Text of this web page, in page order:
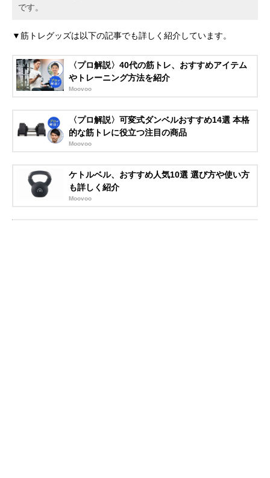
です。
▼筋トレグッズは以下の記事でも詳しく紹介しています。
〈プロ解説〉40代の筋トレ、おすすめアイテム
やトレーニング方法を紹介
Moovoo
〈プロ解説〉可変式ダンベルおすすめ14選 本格
的な筋トレに役立つ注目の商品
Moovoo
ケトルベル、おすすめ人気10選 選び方や使い方
も詳しく紹介
Moovoo